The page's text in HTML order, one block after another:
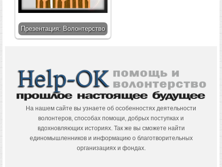
Презентация: Волонтерство
На нашем сайте вы узнаете об особенностях деятельности
волонтеров, способах помощи, добрых поступках и
вдохновляющих историях. Так же вы сможете найти
единомышленников и информацию о благотворительных
организациях и фондах.